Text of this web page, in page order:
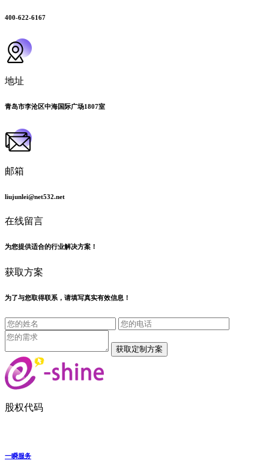
400-622-6167
地址
青岛市李沧区中海国际广场1807室
邮箱
liujunlei@net532.net
在线留言
为您提供适合的行业解决方案！
获取方案
为了与您取得联系，请填写真实有效信息！
股权代码
一瞬服务